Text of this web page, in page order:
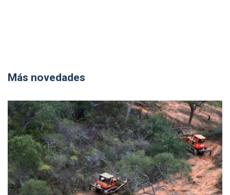
Más novedades